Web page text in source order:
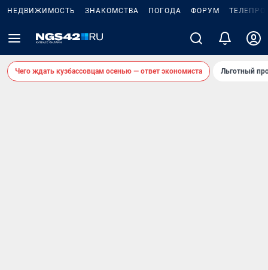
НЕДВИЖИМОСТЬ ЗНАКОМСТВА ПОГОДА ФОРУМ
Чего ждать кузбассовцам осенью — ответ экономиста Льготный